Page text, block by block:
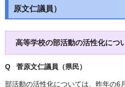
原文仁議員）
高等学校の部活動の活性化につ
Q 菅原文仁議員（県民）
部活動の活性化については、昨年の6